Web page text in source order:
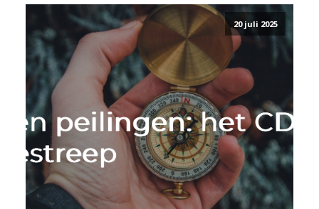
20 juli 2025